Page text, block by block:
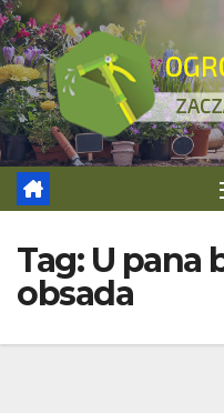
Skip
to
content
Tag: U pana
obsada